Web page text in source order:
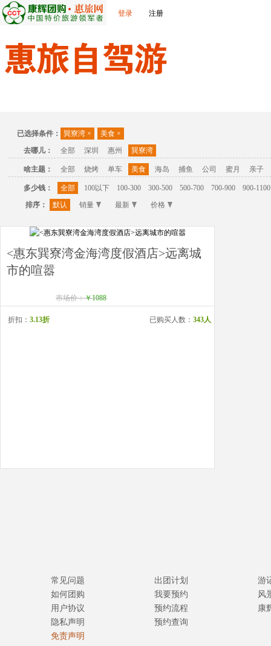
登录 注册
已选择条件： 巽寮湾 × 美食 ×
去哪儿：
全部 深圳 惠州 巽寮湾
啥主题： 全部 烧烤 单车 美食 海岛 捕鱼 公司 蜜月 亲子
多少钱： 全部 100以下 100-300 300-500 500-700 700-900
900-1100
排序：
默认 销量 最新 价格
<惠东巽寮湾金海湾度假酒店>远离城
市的喧嚣
市场价：￥1088
折扣： 3.13折 已购买人数： 343人
常见问题
如何团购
用户协议
隐私声明
免责声明
出团计划
我要预约
预约流程
预约查询
游
风
康